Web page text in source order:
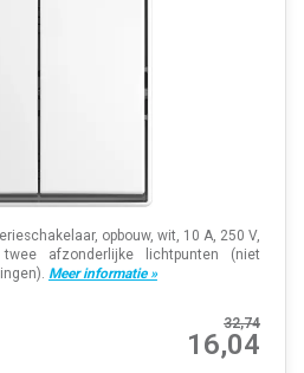
opbouw, wit, 10 A, 250 V,
afzonderlijke lichtpunten (niet
Meer informatie »
32,74
16,04